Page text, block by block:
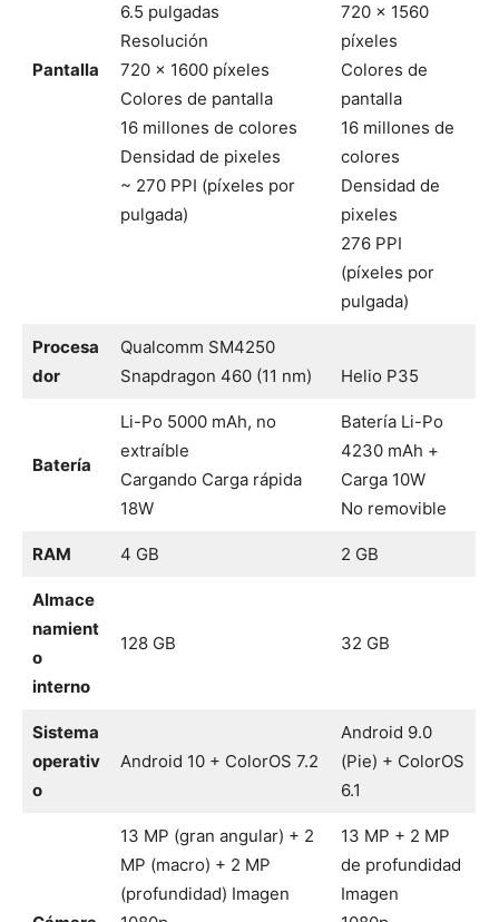
Pantalla
6.5 pulgadas
Resolución
720 x 1600 píxeles
Colores de pantalla
16 millones de colores
Densidad de pixeles
~ 270 PPI (píxeles por
pulgada)
720 x 1560
píxeles
Colores de
pantalla
16 millones de
colores
Densidad de
pixeles
276 PPI
(píxeles por
pulgada)
Procesa
dor
Qualcomm SM4250
Snapdragon 460 (11 nm)
Helio P35
Batería
Li-Po 5000 mAh, no
extraíble
Cargando Carga rápida
18W
Batería Li-Po
4230 mAh +
Carga 10W
No removible
RAM 4 GB 2 GB
Almace
namient
o
interno
128 GB 32 GB
Sistema
operativ
o
Android 10 + ColorOS 7.2
Android 9.0
(Pie) + ColorOS
6.1
13 MP (gran angular) + 2
MP (macro) + 2 MP
(profundidad) Imagen
13 MP + 2 MP
de profundidad
Imagen